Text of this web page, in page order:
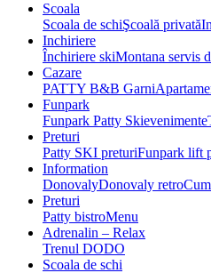
Scoala
Scoala de schiŞcoală privată
Inchiriere
Închiriere skiMontana servis
Cazare
PATTY B&B Garni
Funpark
Funpark Patty Skievenimente
Preturi
Patty SKI preturiFunpark lift
Information
DonovalyDonovaly retro
Preturi
Patty bistroMenu
Adrenalin – Relax
Trenul DODO
Scoala de schi